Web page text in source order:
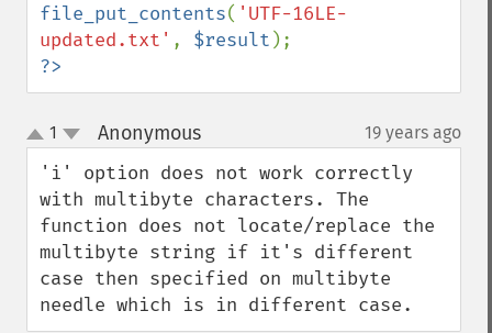
file_put_contents( 'UTF-16LE-
updated.txt' , $result
?>
up
down
1 Anonymous¶ 19 years ago
'i' option does not work correctly
with multibyte characters. The
function does not locate/replace the
multibyte string if it's different
case then specified on multibyte
needle which is in different case.